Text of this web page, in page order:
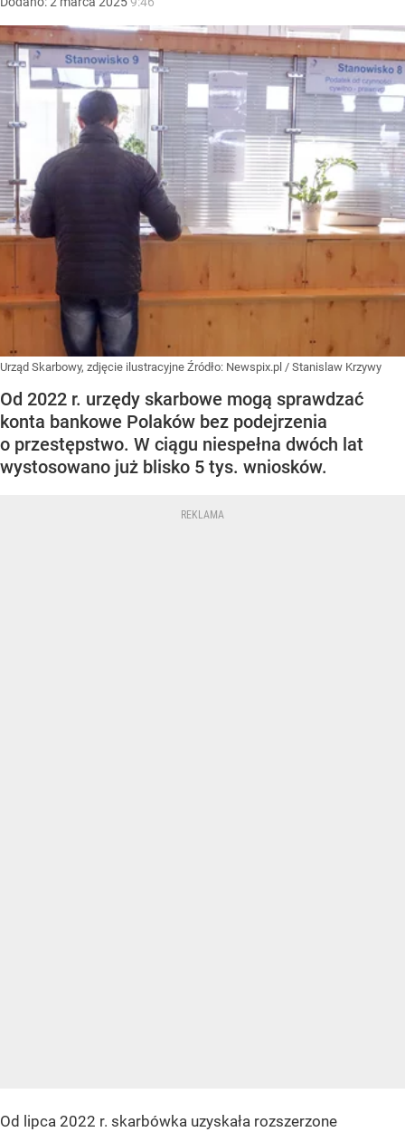
Urząd Skarbowy, zdjęcie ilustracyjne Źródło: Newspix.pl / Stanislaw Krzywy
Od 2022 r. urzędy skarbowe mogą sprawdzać
konta bankowe Polaków bez podejrzenia
o przestępstwo. W ciągu niespełna dwóch lat
wystosowano już blisko 5 tys. wniosków.
Od lipca 2022 r. skarbówka uzyskała rozszerzone